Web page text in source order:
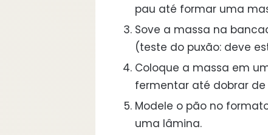
pau até formar uma
Sove a massa na
(teste do puxão: deve
Coloque a massa em
fermentar até dobrar de
Modele o pão no
uma lâmina.